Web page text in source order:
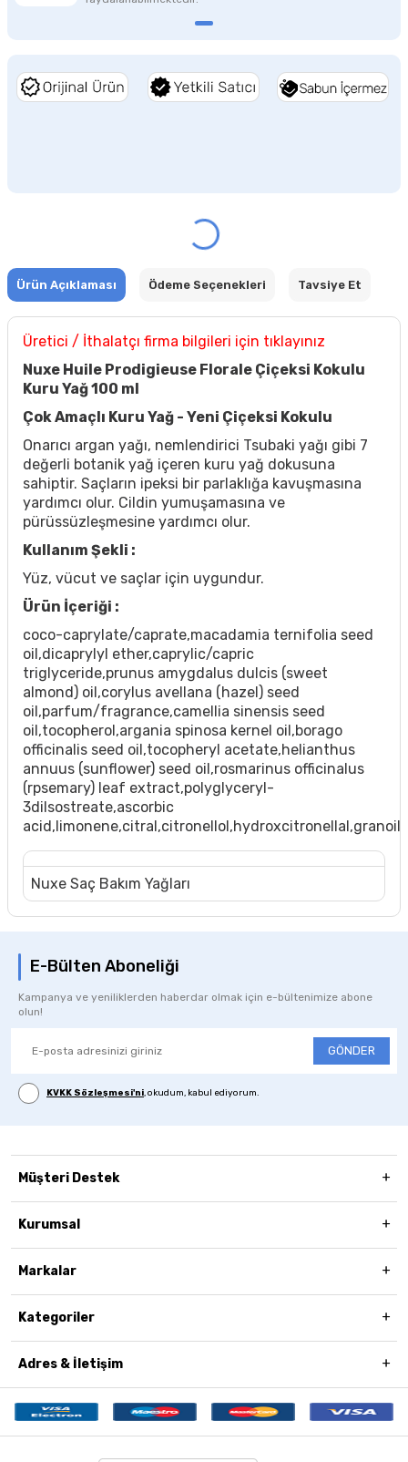
Ürün Açıklaması Ödeme Seçenekleri Tavsiye Et
Üretici / İthalatçı firma bilgileri için tıklayınız
Nuxe Huile Prodigieuse Florale Çiçeksi Kokulu
Kuru Yağ 100 ml
Çok Amaçlı Kuru Yağ - Yeni Çiçeksi Kokulu
Onarıcı argan yağı, nemlendirici Tsubaki yağı gibi 7
değerli botanik yağ içeren kuru yağ dokusuna
sahiptir. Saçların ipeksi bir parlaklığa kavuşmasına
yardımcı olur. Cildin yumuşamasına ve
pürüssüzleşmesine yardımcı olur.
Kullanım Şekli :
Yüz, vücut ve saçlar için uygundur.
Ürün İçeriği :
coco-caprylate/caprate,macadamia ternifolia seed
oil,dicaprylyl ether,caprylic/capric
triglyceride,prunus amygdalus dulcis (sweet
almond) oil,corylus avellana (hazel) seed
oil,parfum/fragrance,camellia sinensis seed
oil,tocopherol,argania spinosa kernel oil,borago
officinalis seed oil,tocopheryl acetate,helianthus
annuus (sunflower) seed oil,rosmarinus officinalus
(rpsemary) leaf extract,polyglyceryl-
3dilsostreate,ascorbic
acid,limonene,citral,citronellol,hydroxcitronellal,granoil
Nuxe Saç Bakım Yağları
E-Bülten Aboneliği
Kampanya ve yeniliklerden haberdar olmak için e-bültenimize abone
olun!
GÖNDER
KVKK Sözleşmesi'ni, okudum, kabul ediyorum.
Müşteri Destek
Kurumsal
Markalar
Kategoriler
Adres & İletişim